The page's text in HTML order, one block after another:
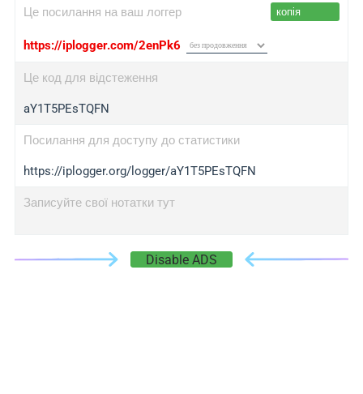
Це посилання на ваш логгер копія
https://iplogger.com/2enPk6
Це код для відстеження
aY1T5PEsTQFN
Посилання для доступу до статистики
https://iplogger.org/logger/aY1T5PEsTQFN
Записуйте свої нотатки тут
Disable ADS